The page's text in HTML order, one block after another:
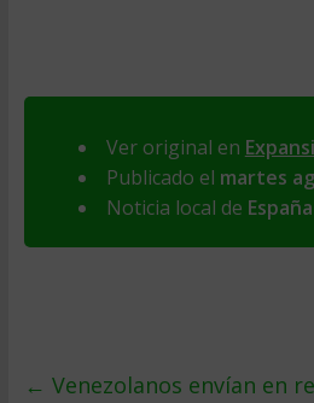
Ver original en
Publicado el martes
Noticia local de España
← Venezolanos envían en